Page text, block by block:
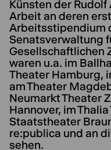
Künsten der
Arbeit an deren
Arbeitsstipendium
Senatsverwaltung
Gesellschaftlichen
waren u.a. im
Theater Hamburg,
am Theater
Neumarkt Theater
Hannover, im
Staatstheater
re:publica und an
sehen.